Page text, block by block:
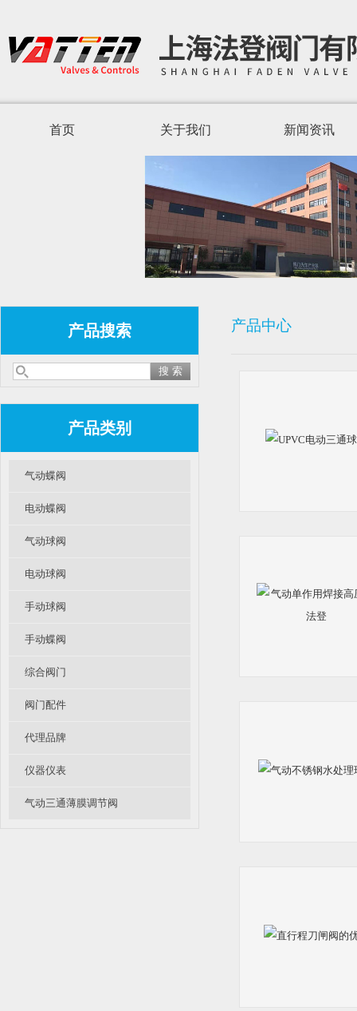
首页 关于我们 新闻资讯
产品搜索
产品类别
气动蝶阀
电动蝶阀
气动球阀
电动球阀
手动球阀
手动蝶阀
综合阀门
阀门配件
代理品牌
仪器仪表
气动三通薄膜调节阀
产品中心